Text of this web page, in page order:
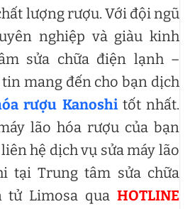
lượng rượu. Với đội ngũ
nghiệp và giàu kinh
sửa chữa điện lạnh –
mang đến cho bạn dịch
rượu Kanoshi tốt nhất.
lão hóa rượu của bạn
hệ dịch vụ sửa máy lão
tại Trung tâm sửa chữa
tử Limosa qua HOTLINE